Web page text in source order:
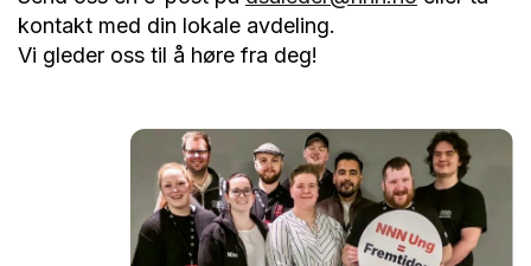
kontakt med din lokale avdeling.
Vi gleder oss til å høre fra deg!